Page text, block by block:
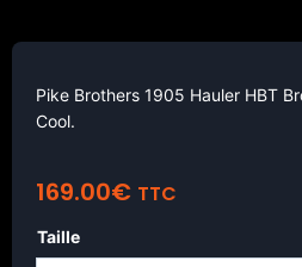
Pike Brothers 1905 Hauler HBT
Cool.
169.00€ TTC
Taille